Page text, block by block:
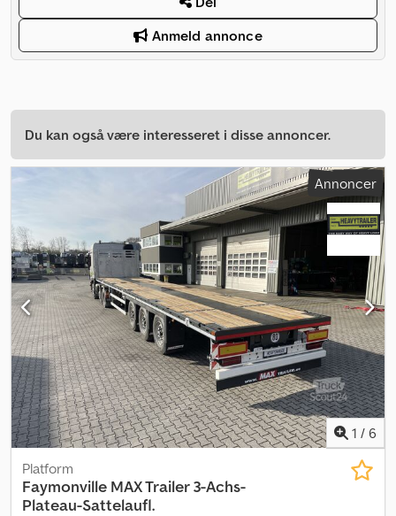
Anmeld annonce
Du kan også være interesseret i disse annoncer.
Annoncer
1 / 6
Platform
Faymonville MAX Trailer 3-Achs-
Plateau-Sattelaufl.